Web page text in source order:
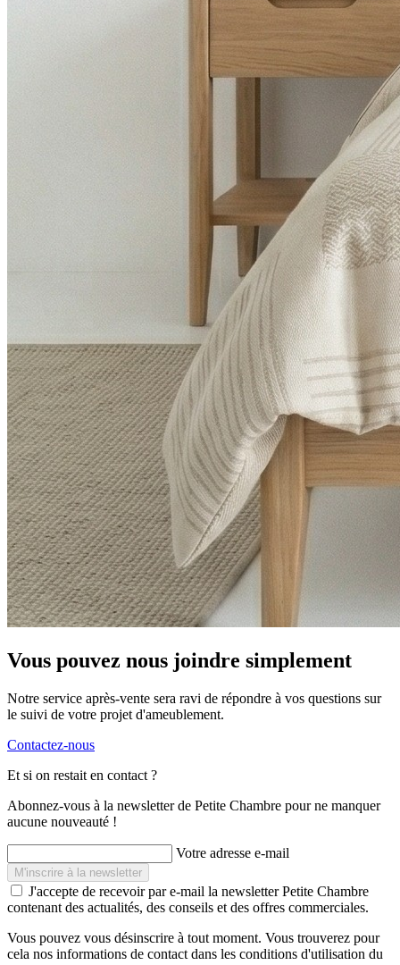
Vous pouvez nous joindre simplement
Notre service après-vente sera ravi de répondre à vos questions sur
le suivi de votre projet d'ameublement.
Contactez-nous
Et si on restait en contact ?
Abonnez-vous à la newsletter de Petite Chambre pour ne manquer
aucune nouveauté !
Votre adresse e-mail
J'accepte de recevoir par e-mail la newsletter Petite Chambre
contenant des actualités, des conseils et des offres commerciales.
Vous pouvez vous désinscrire à tout moment. Vous trouverez pour
cela nos informations de contact dans les conditions d'utilisation du